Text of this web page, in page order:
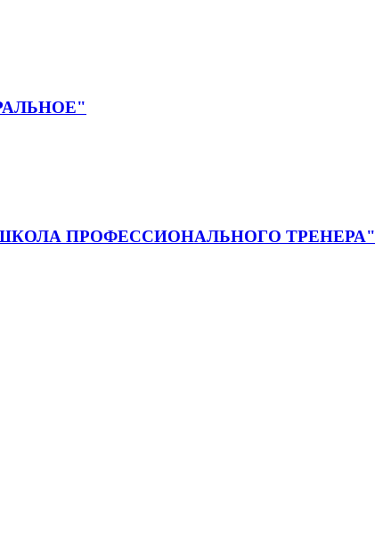
ПРОФЕССИОНАЛЬНОГО ТРЕНЕРА"